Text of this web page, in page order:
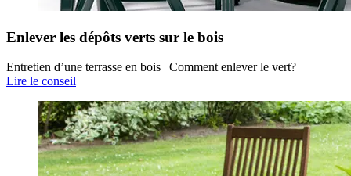
Enlever les dépôts verts sur le bois
Entretien d’une terrasse en bois | Comment enlever le vert?
Lire le conseil